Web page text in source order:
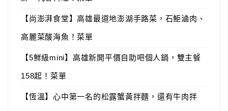
【尚澎湃食堂】高雄最道地澎湖手路菜，石鮔滷肉、
高麗菜酸海魚！菜單
【5鮮級mini】高雄新開平價自助吧個人鍋，雙主餐
158起！菜單
【恆溫】心中第一名的松露蟹黃拌麵，還有牛肉拌